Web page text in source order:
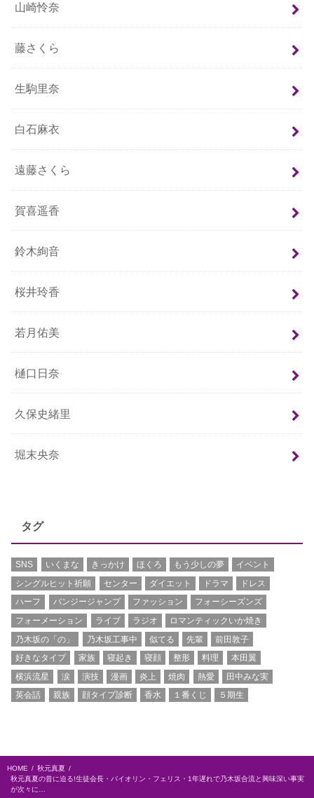
山崎怜奈
藤さくら
生駒里奈
白石麻衣
遠藤さくら
賀喜遥香
鈴木絢音
桜井玲香
若月佑美
樋口日奈
久保史緒里
堀末央奈
タグ
SNS いくまな きっかけ ほくろ もう少しの夢
イベント
シングルヒット祈願
センター ダイエット ドラマ
ドレス
ハーフ
バンジージャンプ ファッション
フォーシーズンズ
フォーメーション
ライブ ラジオ
ロマンティックいか焼き
乃木坂の「の」
乃木坂工事中 似てる 先輩
前田敦子
好きなタイプ
家族 寝起き 寝顔 整形 料理
本田翼
横浜流星
涙 演技 漫画 炎上 焼肉 熱愛
田中みな実
英会話
親族 顔タイプ診断 香水 １番くじ ５期生
HOME
秋元真夏
秋元真夏の昔に迫る!生徒会長・バイオリン・フェリス・1年遅れで乃木坂合流と興味深い事実
が次々に…